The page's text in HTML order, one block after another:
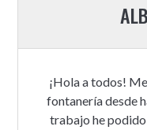
¡Hola a todos!
fontanería desde
trabajo he